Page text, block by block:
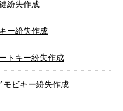
紛失作成
ー紛失作成
トキー紛失作成
ビキー紛失作成